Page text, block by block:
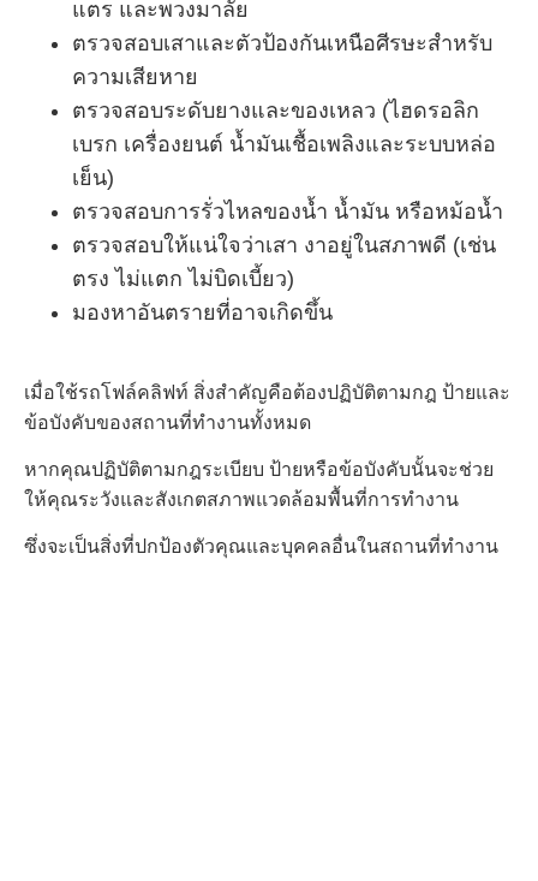
แตร และพวงมาลัย
ตรวจสอบเสาและตัวป้องกันเหนือศีรษะสำหรับ
ความเสียหาย
ตรวจสอบระดับยางและของเหลว (ไฮดรอลิก
เบรก เครื่องยนต์ น้ำมันเชื้อเพลิงและระบบหล่อ
เย็น)
ตรวจสอบการรั่วไหลของน้ำ น้ำมัน หรือหม้อน้ำ
ตรวจสอบให้แน่ใจว่าเสา งาอยู่ในสภาพดี (เช่น
ตรง ไม่แตก ไม่บิดเบี้ยว)
มองหาอันตรายที่อาจเกิดขึ้น
เมื่อใช้รถโฟล์คลิฟท์ สิ่งสำคัญคือต้องปฏิบัติตามกฎ ป้ายและ
ข้อบังคับของสถานที่ทำงานทั้งหมด
หากคุณปฏิบัติตามกฎระเบียบ ป้ายหรือข้อบังคับนั้นจะช่วย
ให้คุณระวังและสังเกตสภาพแวดล้อมพื้นที่การทำงาน
ซึ่งจะเป็นสิ่งที่ปกป้องตัวคุณและบุคคลอื่นในสถานที่ทำงาน